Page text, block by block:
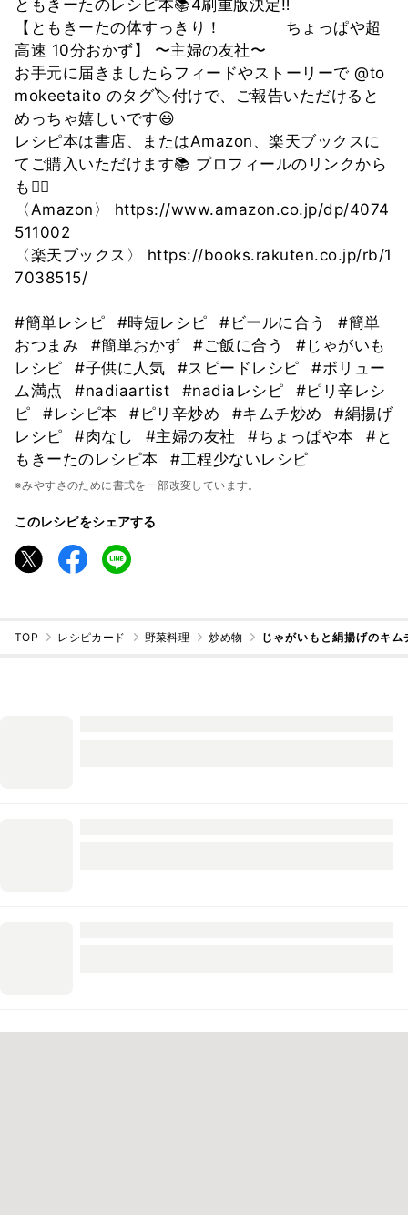
ともきーたのレシピ本📚4刷重版決定‼️
【ともきーたの体すっきり！ ちょっぱや超
高速 10分おかず】 〜主婦の友社〜
お手元に届きましたらフィードやストーリーで @to
mokeetaito のタグ🏷付けで、ご報告いただけると
めっちゃ嬉しいです😃
レシピ本は書店、またはAmazon、楽天ブックスに
てご購入いただけます📚 プロフィールのリンクから
も🙆‍♀️
〈Amazon〉 https://www.amazon.co.jp/dp/4074
511002
〈楽天ブックス〉 https://books.rakuten.co.jp/rb/1
7038515/
#簡単レシピ #時短レシピ #ビールに合う
#簡単
おつまみ
#簡単おかず #ご飯に合う
#じゃがいも
レシピ
#子供に人気 #スピードレシピ
#ボリュー
ム満点
#nadiaartist #nadiaレシピ
#ピリ辛レシ
ピ
#レシピ本 #ピリ辛炒め #キムチ炒め
#絹揚げ
レシピ
#肉なし #主婦の友社 #ちょっぱや本
#と
もきーたのレシピ本
#工程少ないレシピ
※みやすさのために書式を一部改変しています。
このレシピをシェアする
TOP レシピカード 野菜料理 炒め物 じゃがいもと絹揚げのキム